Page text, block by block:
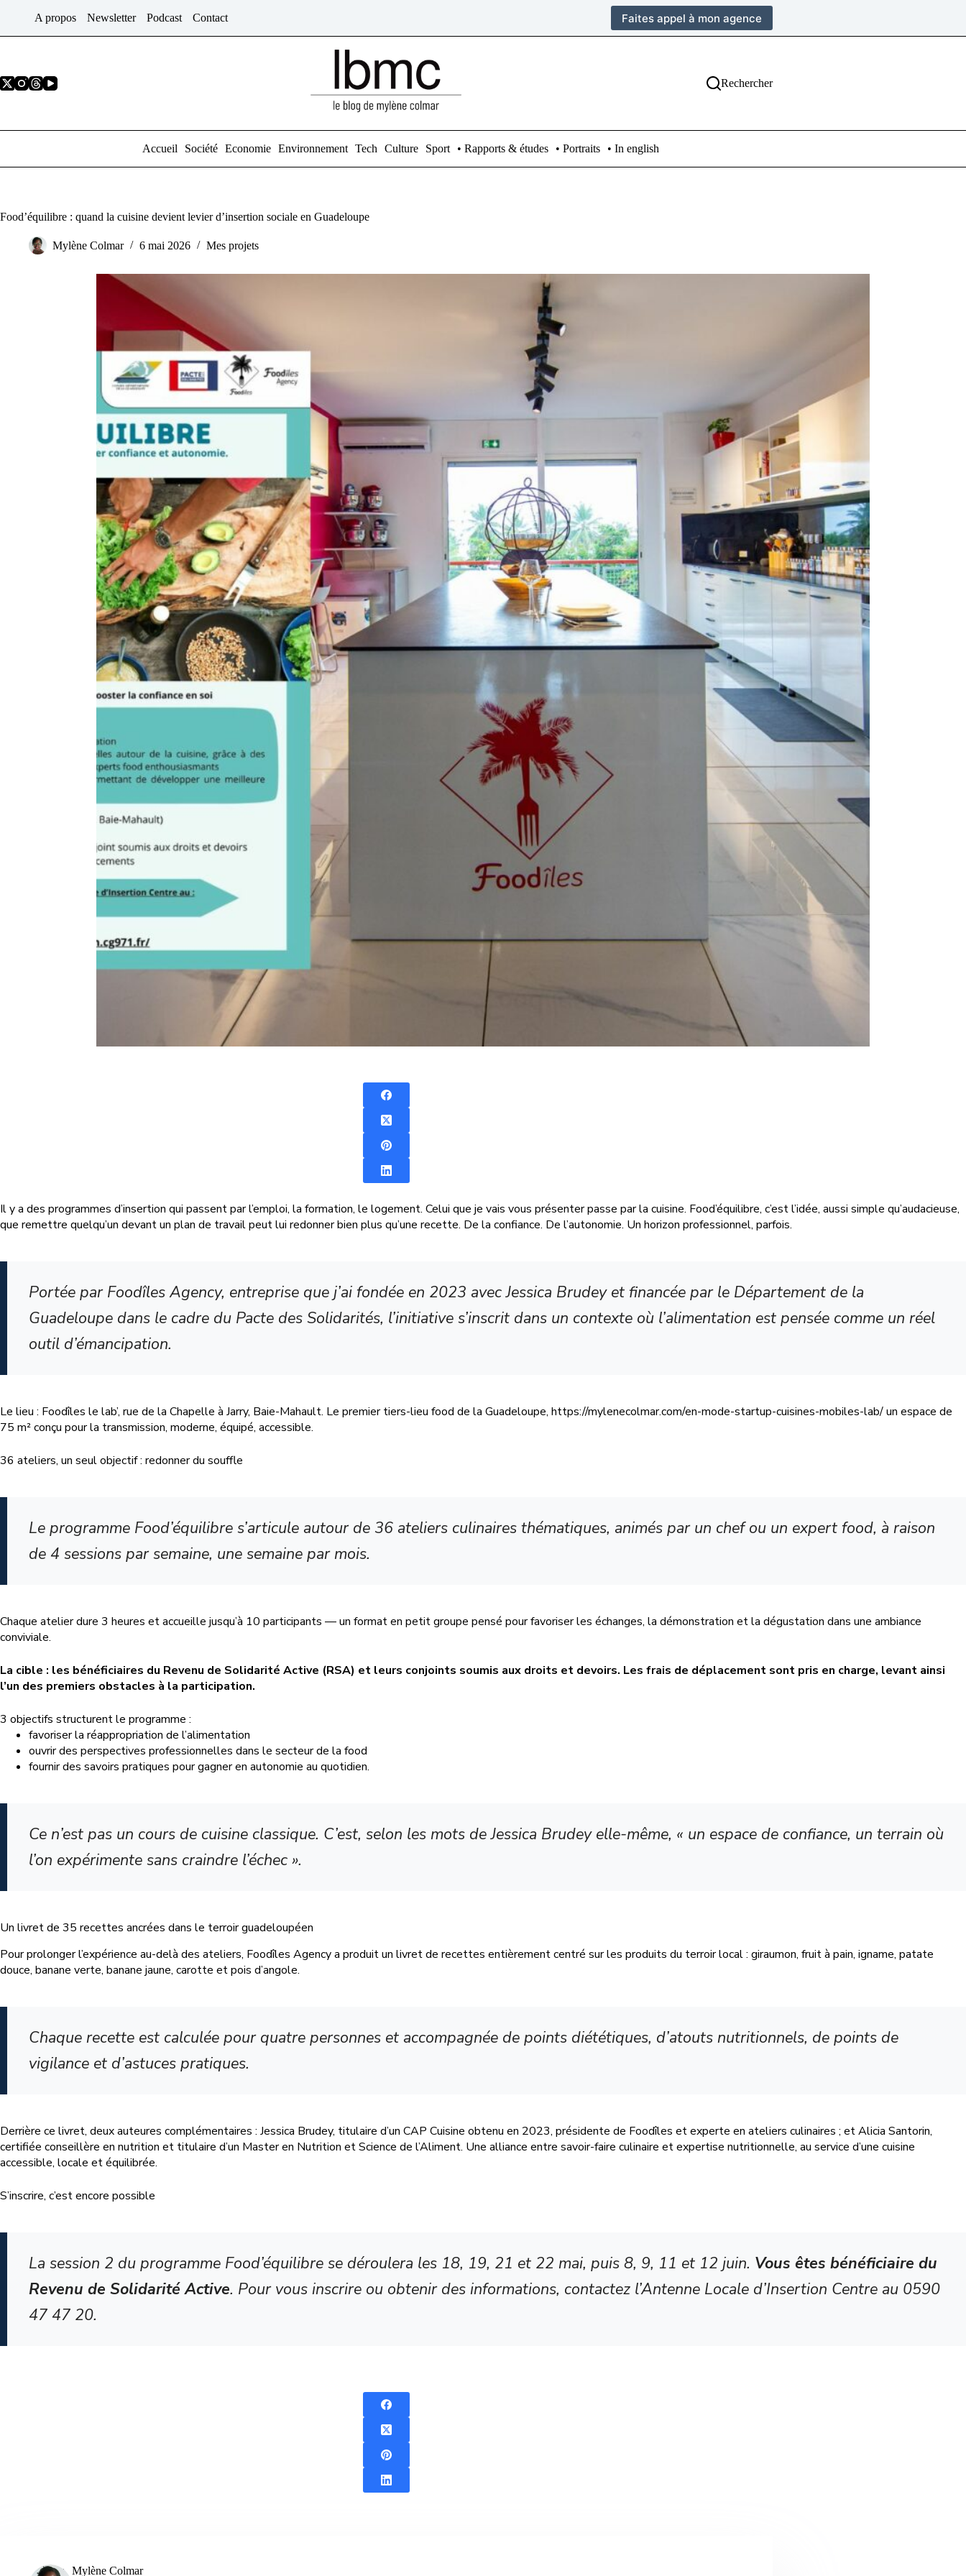
A propos Newsletter Podcast Contact Faites appel à mon agence
Rechercher
Accueil Société Economie Environnement Tech Culture Sport • Rapports & études • Portraits • In english
Food’équilibre : quand la cuisine devient levier d’insertion sociale en Guadeloupe
Mylène Colmar 6 mai 2026 Mes projets
Il y a des programmes d’insertion qui passent par l’emploi, la formation, le logement. Celui que je vais vous présenter passe par la cuisine. Food’équilibre, c’est l’idée, aussi simple qu’audacieuse,
que remettre quelqu’un devant un plan de travail peut lui redonner bien plus qu’une recette. De la confiance. De l’autonomie. Un horizon professionnel, parfois.
Portée par Foodîles Agency, entreprise que j’ai fondée en 2023 avec Jessica Brudey et financée par le Département de la
Guadeloupe dans le cadre du Pacte des Solidarités, l’initiative s’inscrit dans un contexte où l’alimentation est pensée comme un réel
outil d’émancipation.
Le lieu : Foodîles le lab’, rue de la Chapelle à Jarry, Baie-Mahault. Le premier tiers-lieu food de la Guadeloupe, https://mylenecolmar.com/en-mode-startup-cuisines-mobiles-lab/ un espace de
75 m² conçu pour la transmission, moderne, équipé, accessible.
36 ateliers, un seul objectif : redonner du souffle
Le programme Food’équilibre s’articule autour de 36 ateliers culinaires thématiques, animés par un chef ou un expert food, à raison
de 4 sessions par semaine, une semaine par mois.
Chaque atelier dure 3 heures et accueille jusqu’à 10 participants — un format en petit groupe pensé pour favoriser les échanges, la démonstration et la dégustation dans une ambiance
conviviale.
La cible : les bénéficiaires du Revenu de Solidarité Active (RSA) et leurs conjoints soumis aux droits et devoirs. Les frais de déplacement sont pris en charge, levant ainsi
l’un des premiers obstacles à la participation.
3 objectifs structurent le programme :
favoriser la réappropriation de l’alimentation
ouvrir des perspectives professionnelles dans le secteur de la food
fournir des savoirs pratiques pour gagner en autonomie au quotidien.
Ce n’est pas un cours de cuisine classique. C’est, selon les mots de Jessica Brudey elle-même, « un espace de confiance, un terrain où
l’on expérimente sans craindre l’échec ».
Un livret de 35 recettes ancrées dans le terroir guadeloupéen
Pour prolonger l’expérience au-delà des ateliers, Foodîles Agency a produit un livret de recettes entièrement centré sur les produits du terroir local : giraumon, fruit à pain, igname, patate
douce, banane verte, banane jaune, carotte et pois d’angole.
Chaque recette est calculée pour quatre personnes et accompagnée de points diététiques, d’atouts nutritionnels, de points de
vigilance et d’astuces pratiques.
Derrière ce livret, deux auteures complémentaires : Jessica Brudey, titulaire d’un CAP Cuisine obtenu en 2023, présidente de Foodîles et experte en ateliers culinaires ; et Alicia Santorin,
certifiée conseillère en nutrition et titulaire d’un Master en Nutrition et Science de l’Aliment. Une alliance entre savoir-faire culinaire et expertise nutritionnelle, au service d’une cuisine
accessible, locale et équilibrée.
S’inscrire, c’est encore possible
La session 2 du programme Food’équilibre se déroulera les 18, 19, 21 et 22 mai, puis 8, 9, 11 et 12 juin. Vous êtes bénéficiaire du
Revenu de Solidarité Active. Pour vous inscrire ou obtenir des informations, contactez l’Antenne Locale d’Insertion Centre au 0590
47 47 20.
Mylène Colmar